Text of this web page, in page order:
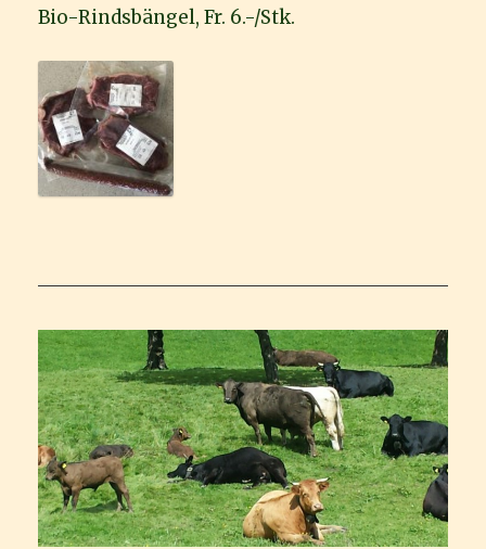
Bio-Rindsbängel, Fr. 6.-/Stk.